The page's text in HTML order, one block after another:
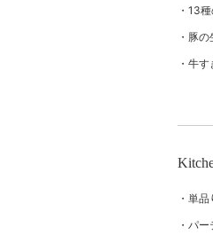
13
豚の
牛す
単品
パー